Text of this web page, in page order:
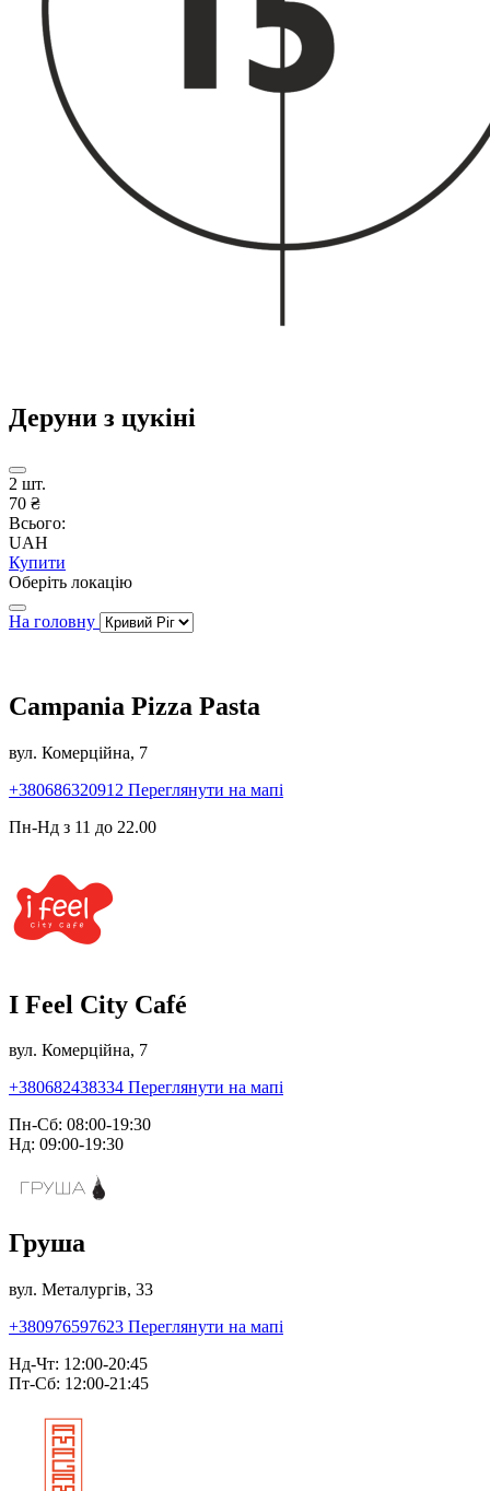
Деруни з цукіні
2 шт.
70 ₴
Всього:
UAH
Купити
Оберіть локацію
На головну
Campania Pizza Pasta
вул. Комерційна, 7
+380686320912 Переглянути на мапі
Пн-Нд з 11 до 22.00
I Feel City Café
вул. Комерційна, 7
+380682438334 Переглянути на мапі
Пн-Сб: 08:00-19:30
Нд: 09:00-19:30
Груша
вул. Металургів, 33
+380976597623 Переглянути на мапі
Нд-Чт: 12:00-20:45
Пт-Сб: 12:00-21:45